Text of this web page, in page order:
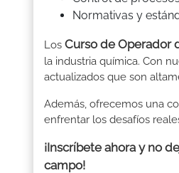
Normativas y
Los Curso de Operador
la industria química. Con
actualizados que son
Además, ofrecemos una
enfrentar los desafíos
¡Inscríbete ahora y no
campo!